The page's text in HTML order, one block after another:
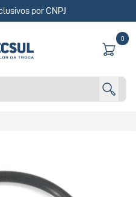
por CNPJ
0